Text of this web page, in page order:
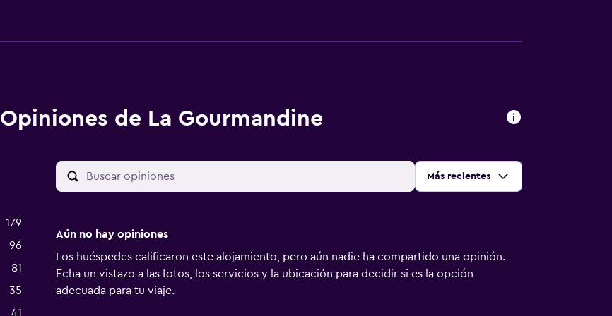
Opiniones de La Gourmandine
179
96
81
35
41
Ordenar por:
Más recientes
Aún no hay opiniones
Los huéspedes calificaron este alojamiento, pero aún nadie ha compartido una opinión.
Echa un vistazo a las fotos, los servicios y la ubicación para decidir si es la opción
adecuada para tu viaje.